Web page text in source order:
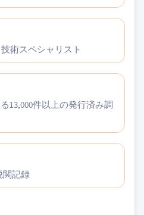
術スペシャリスト
13,000件以上の発行済み調
関記録